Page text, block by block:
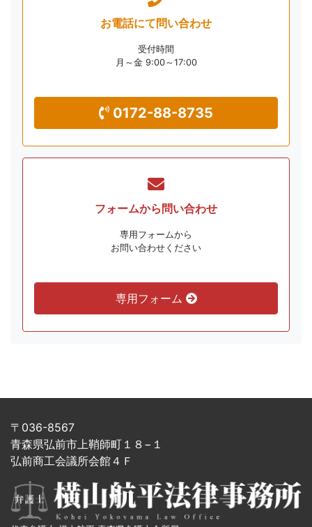
お電話にて問い合わせ
受付時間
月～金 9:00～17:00
0172-88-8735
フォームから 問い合わせ
専用フォームから
お問い合わせください
専用フォーム
〒036-8567
青森県弘前市上鞘師町１８−１
弘前商工会議所会館４Ｆ